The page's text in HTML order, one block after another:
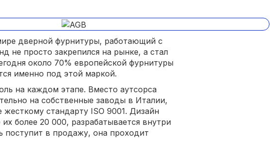
дверной фурнитуры, работающий с
не просто закрепился на рынке, а стал
около 70% европейской фурнитуры
именно под этой маркой.
на каждом этапе. Вместо аутсорса
на собственные заводы в Италии,
жесткому стандарту ISO 9001. Дизайн
более 20 000, разрабатывается внутри
в продажу, она проходит